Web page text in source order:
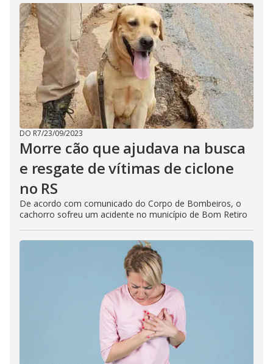
DO R7/23/09/2023
Morre cão que ajudava na busca
e resgate de vítimas de ciclone
no RS
De acordo com comunicado do Corpo de Bombeiros, o
cachorro sofreu um acidente no município de Bom Retiro